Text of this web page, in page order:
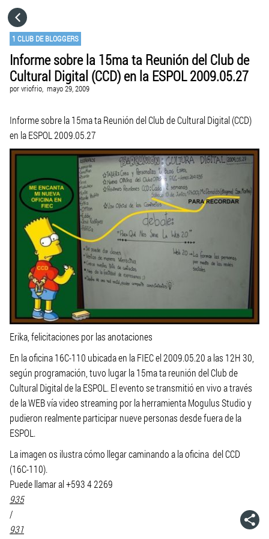
1 CLUB DE BLOGGERS
Informe sobre la 15ma ta Reunión del Club de
Cultural Digital (CCD) en la ESPOL 2009.05.27
porvriofrio, mayo 29, 2009
Informe sobre la 15ma ta Reunión del Club de Cultural Digital (CCD)
en la ESPOL 2009.05.27
Erika, felicitaciones por las anotaciones
En la oficina 16C-110 ubicada en la FIEC el 2009.05.20 a las 12H 30,
según programación, tuvo lugar la 15ma ta reunión del Club de
Cultural Digital de la ESPOL. El evento se transmitió en vivo a través
de la WEB vía video streaming por la herramienta Mogulus Studio y
pudieron realmente participar nueve personas desde fuera de la
ESPOL.
La imagen os ilustra cómo llegar caminando a la oficina del CCD
(16C-110).
Puede llamar al +593 4 2269
935
/
931
CATEGORÍAS